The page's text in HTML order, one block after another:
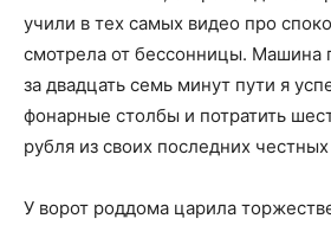
учили в тех самых видео про
смотрела от бессонницы. Машина
за двадцать семь минут пути я
фонарные столбы и потратить
рубля из своих последних честных
У ворот роддома царила